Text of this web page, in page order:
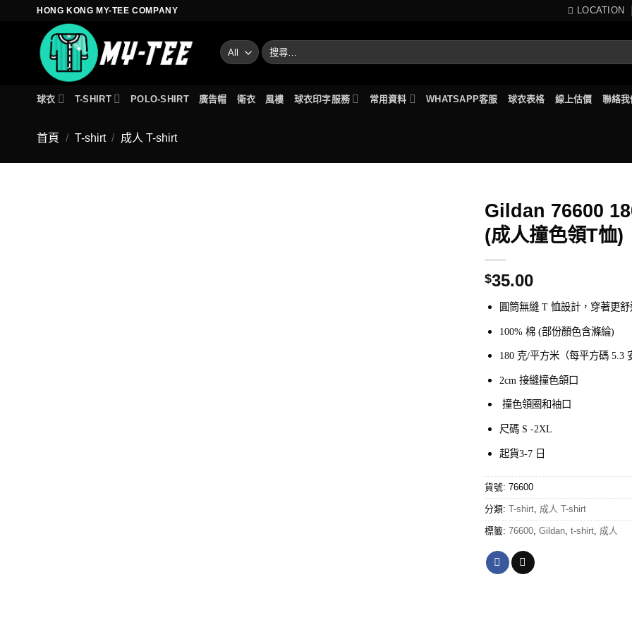
HONG KONG MY-TEE COMPANY LOCATION
搜
尋
字:
球衣 T-SHIRT POLO-SHIRT 廣告帽 衛衣 風褸 球衣印字服務 常用資料 WHATSAPP客服 球衣表格 線上估價 聯絡我
首頁 / T-shirt / 成人 T-shirt
Gildan 76600
(成人撞色領T恤)
$35.00
圓筒無縫 T 恤設計，穿著更舒
100% 棉 (部份顏色含滌綸)
180 克/平方米（每平方碼 5.3
2cm 接縫撞色頜口
撞色領圈和袖口
尺碼 S -2XL
起貨3-7 日
貨號: 76600
分類: T-shirt, 成人 T-shirt
標籤: 76600, Gildan, t-shirt, 成人